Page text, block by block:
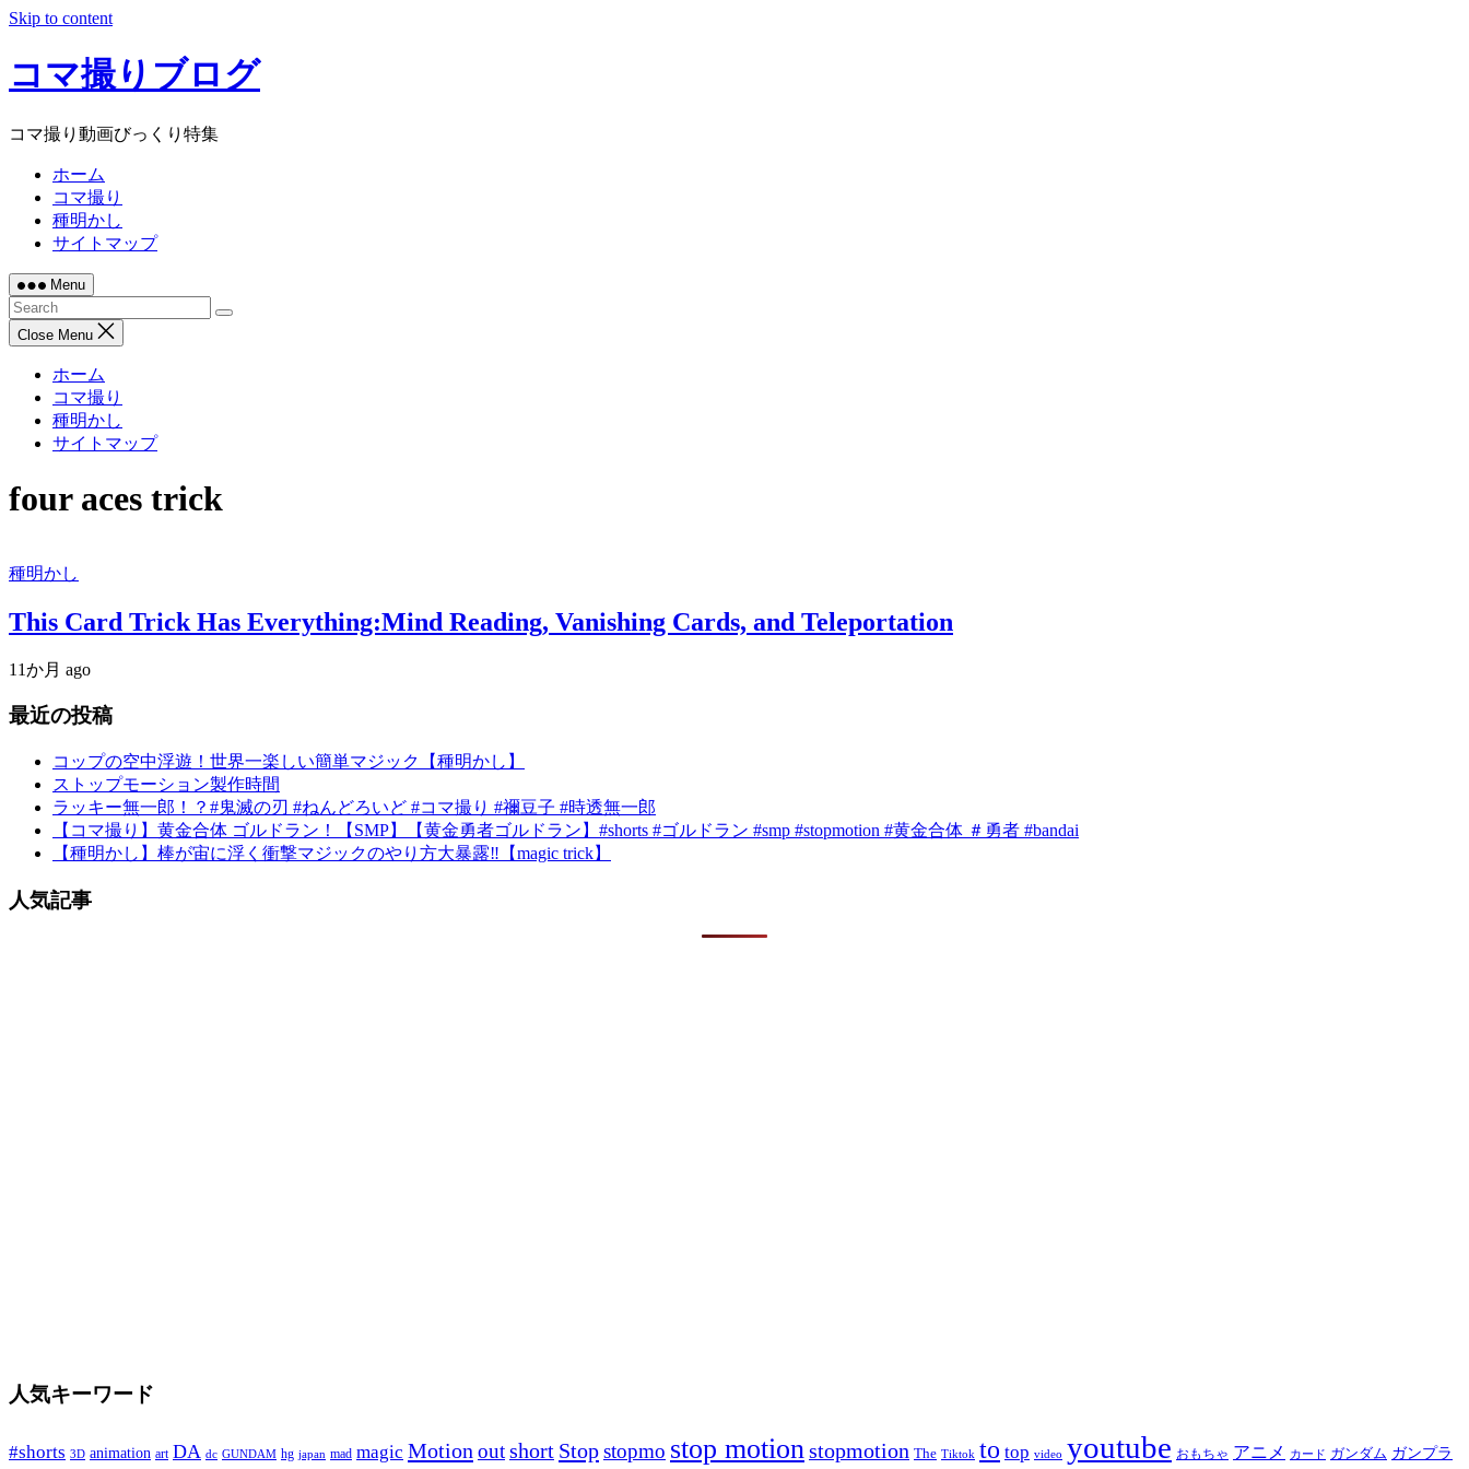
Skip to content
コマ撮りブログ
コマ撮り動画びっくり特集
ホーム
コマ撮り
種明かし
サイトマップ
Menu
Close Menu
ホーム
コマ撮り
種明かし
サイトマップ
four aces trick
種明かし
This Card Trick Has Everything:Mind Reading, Vanishing Cards, and Teleportation
11か月 ago
最近の投稿
コップの空中浮遊！世界一楽しい簡単マジック【種明かし】
ストップモーション製作時間
ラッキー無一郎！？#鬼滅の刃 #ねんどろいど #コマ撮り #禰豆子 #時透無一郎
【コマ撮り】黄金合体 ゴルドラン！【SMP】【黄金勇者ゴルドラン】#shorts #ゴルドラン #smp #stopmotion #黄金合体 ＃勇者 #bandai
【種明かし】棒が宙に浮く衝撃マジックのやり方大暴露‼️【magic trick】
人気記事
人気キーワード
#shorts 3D animation art DA dc GUNDAM hg japan mad magic Motion outshort Stopstopmo stop motionstopmotion The Tiktok to top video youtube おもちゃ アニメ カード ガンダム ガンプラ